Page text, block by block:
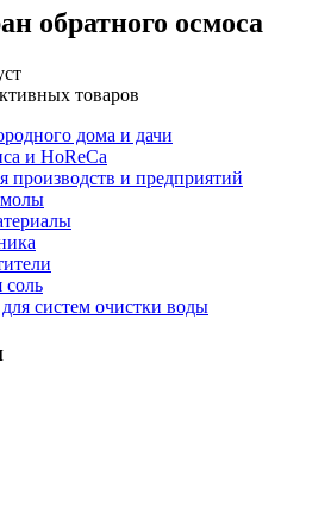
обратного осмоса
товаров
дома и дачи
и HoReCa
производств и предприятий
соль
систем очистки воды